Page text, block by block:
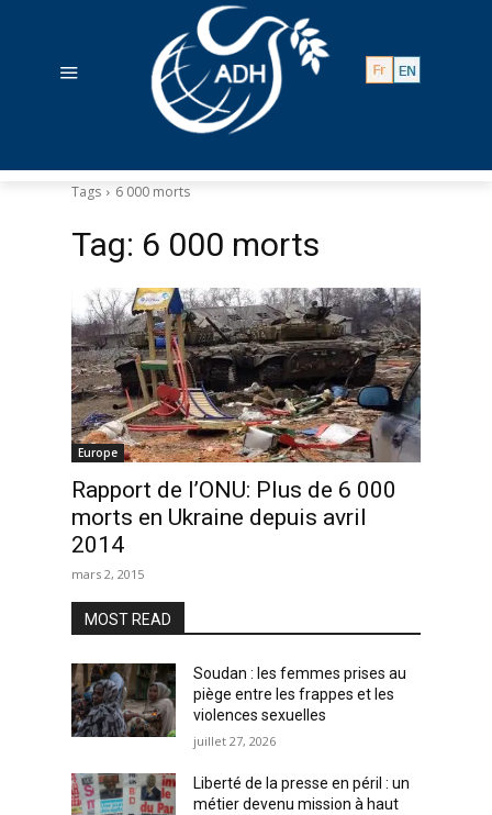
Tags 6 000 morts
Tag: 6 000 morts
Europe
Rapport de l’ONU: Plus de 6 000
morts en Ukraine depuis avril
2014
mars 2, 2015
MOST READ
Soudan : les femmes prises au
piège entre les frappes et les
violences sexuelles
juillet 27, 2026
Liberté de la presse en péril : un
métier devenu mission à haut